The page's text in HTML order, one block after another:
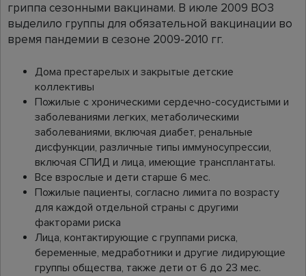
гриппа сезонными вакцинами. В июле 2009 ВОЗ
выделило группы для обязательной вакцинации во
время пандемии в сезоне 2009-2010 гг.
Дома престарелых и закрытые детские
коллективы
Пожилые с хроническими сердечно-сосудистыми и
заболеваниями легких, метаболическими
заболеваниями, включая диабет, ренальные
дисфункции, различные типы иммуносупрессии,
включая СПИД и лица, имеющие трансплантаты.
Все взрослые и дети старше 6 мес.
Пожилые пациенты, согласно лимита по возрасту
для каждой отдельной страны с другими
факторами риска
Лица, контактирующие с группами риска,
беременные, медработники и другие лидирующие
группы общества, также дети от 6 до 23 мес.